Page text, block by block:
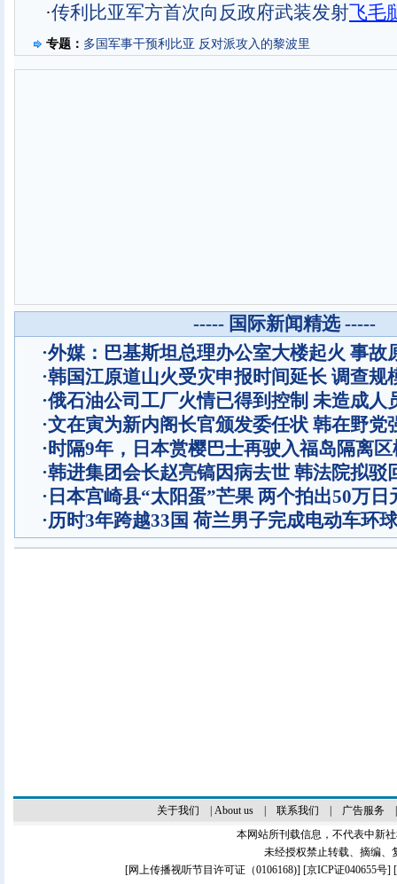
·传利比亚军方首次向反政府武装发射飞毛
专题： 多国军事干预利比亚 反对派攻入的黎波里
----- 国际新闻精选 -----
·外媒：巴基斯坦总理办公室大楼起火 事故
·韩国江原道山火受灾申报时间延长 调查规
·俄石油公司工厂火情已得到控制 未造成人
·文在寅为新内阁长官颁发委任状 韩在野党
·时隔9年，日本赏樱巴士再驶入福岛隔离
·韩进集团会长赵亮镐因病去世 韩法院拟驳
· 日本宫崎县“太阳蛋”芒果 两个拍出50万日
·历时3年跨越33国 荷兰男子完成电动车环
关于我们 About us| 联系我们 广告服务
本网站所刊载信息，不代表中新
未经授权禁止转载、摘编、
[网上传播视听节目许可证（0106168)] [京ICP证040655号]